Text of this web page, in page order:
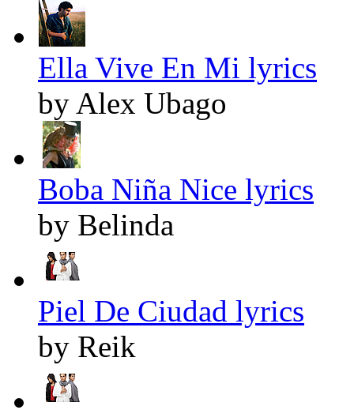
Ella Vive En Mi lyrics
by Alex Ubago
Boba Niña Nice lyrics
by Belinda
Piel De Ciudad lyrics
by Reik